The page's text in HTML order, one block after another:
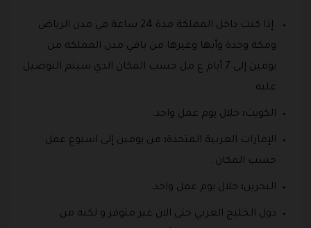
إذا كنت داخل المملكة مدة 24 ساعة في مدن الرياض
ومكة وجدة وأبها وغيرها من باقي مدن المملكة من
يومين إلى 7 أيام ع مل حسب المكان الذي سيتم التوصيل
عليه.
الكويت: خلال يوم عمل واحد.
الإمارات العربية المتحدة: من يومين إلى اسبوع عمل
حسب المكان .
البحرين: خلال يوم عمل واحد.
دول الخليج العربي حتى الان غير متوفر و لكنه من